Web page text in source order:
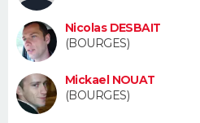
Nicolas DESBAIT
(BOURGES)
Mickael NOUAT
(BOURGES)